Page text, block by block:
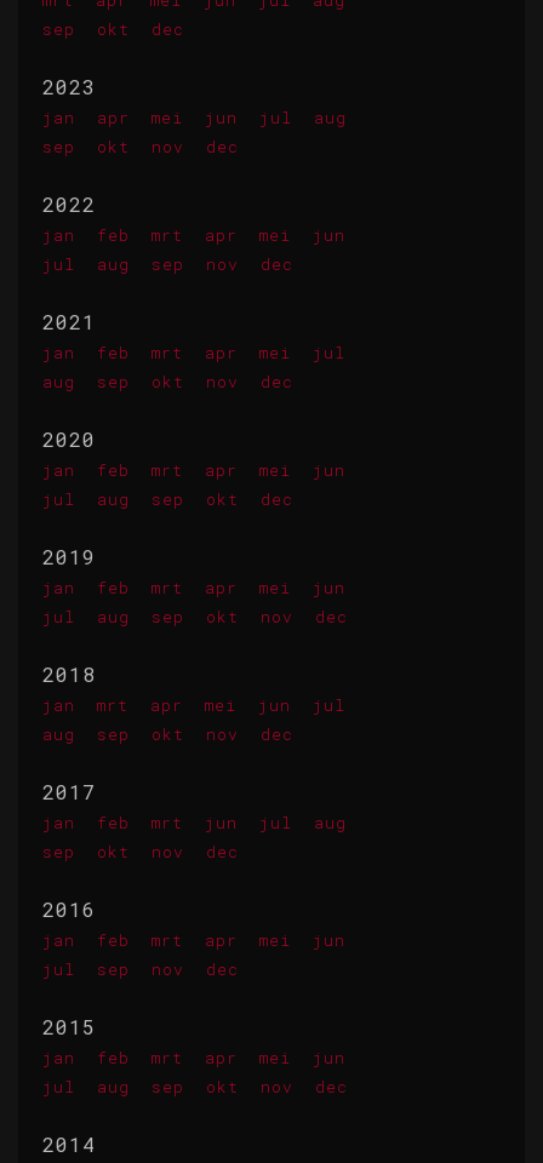
sep
okt dec
2023
jan apr mei jun jul
aug
sep
okt nov dec
2022
jan feb mrt apr mei
jun
jul
aug sep nov dec
2021
jan feb mrt apr mei
jul
aug
sep okt nov dec
2020
jan feb mrt apr mei
jun
jul
aug sep okt dec
2019
jan feb mrt apr mei
jun
jul
aug sep okt nov dec
2018
jan mrt apr mei jun
jul
aug
sep okt nov dec
2017
jan feb mrt jun jul
aug
sep
okt nov dec
2016
jan feb mrt apr mei
jun
jul
sep nov dec
2015
jan feb mrt apr mei
jun
jul
aug sep okt nov dec
2014